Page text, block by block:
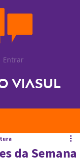
Entrar
ViaSul
da Semana